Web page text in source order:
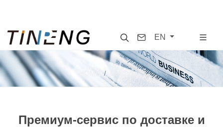
SearchContact
EN
Новости
Премиум-сервис по доставке и